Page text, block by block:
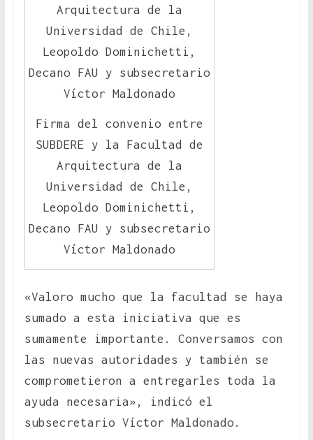
Firma del convenio entre
SUBDERE y la Facultad de
Arquitectura de la
Universidad de Chile,
Leopoldo Dominichetti,
Decano FAU y subsecretario
Víctor Maldonado
«Valoro mucho que la facultad se haya
sumado a esta iniciativa que es
sumamente importante. Conversamos con
las nuevas autoridades y también se
comprometieron a entregarles toda la
ayuda necesaria», indicó el
subsecretario Víctor Maldonado.